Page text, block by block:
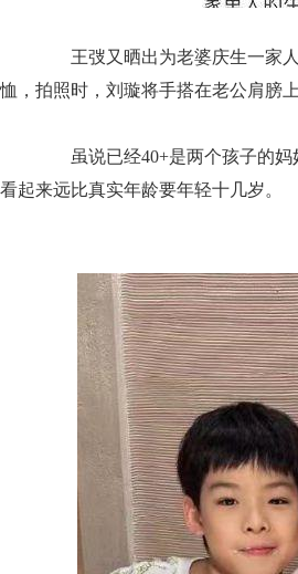
王弢又晒出为老婆庆生一家人
恤，拍照时，刘璇将手搭在老公肩膀
虽说已经40+是两个孩子的妈
看起来远比真实年龄要年轻十几岁。